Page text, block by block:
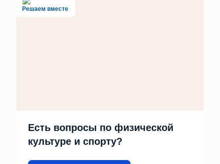
Решаем вместе
Есть вопросы по физической
культуре и спорту?